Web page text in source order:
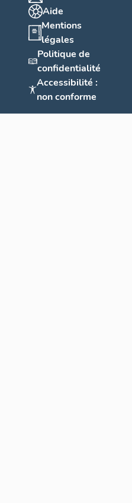
Aide
Mentions
légales
Politique de
confidentialité
Accessibilité :
non conforme